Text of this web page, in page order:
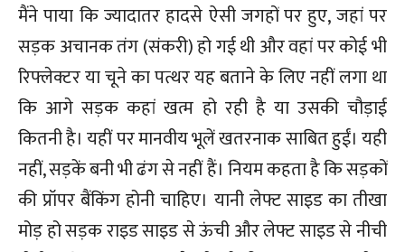
मैंने पाया कि ज्यादातर हादसे ऐसी जगहों पर हुए, जहां पर
सड़क अचानक तंग (संकरी) हो गई थी और वहां पर कोई भी
रिफ्लेक्टर या चूने का पत्थर यह बताने के लिए नहीं लगा था
कि आगे सड़क कहां खत्म हो रही है या उसकी चौड़ाई
कितनी है। यहीं पर मानवीय भूलें खतरनाक साबित हुईं। यही
नहीं, सड़कें बनी भी ढंग से नहीं हैं। नियम कहता है कि सड़कों
की प्रॉपर बैंकिंग होनी चाहिए। यानी लेफ्ट साइड का तीखा
मोड़ हो सड़क राइड साइड से ऊंची और लेफ्ट साइड से नीची